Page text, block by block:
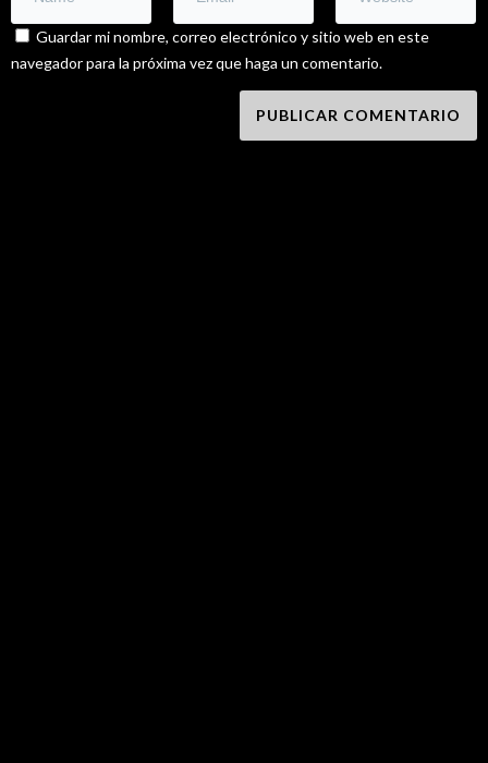
Guardar mi nombre, correo electrónico y sitio web en este
navegador para la próxima vez que haga un comentario.